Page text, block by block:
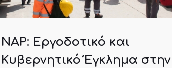
ΝΑΡ: Εργοδοτικό και
Κυβερνητικό Έγκλημα στην